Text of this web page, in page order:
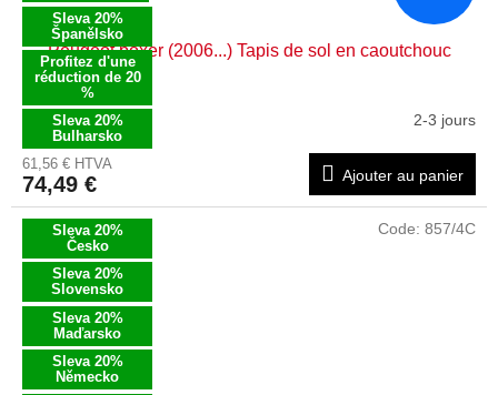
Sleva 20%
Španělsko
Profitez d'une
réduction de 20
%
Sleva 20%
Bulharsko
Peugeot boxer (2006...) Tapis de sol en caoutchouc
2-3 jours
61,56 € HTVA
74,49 € Ajouter au panier
Sleva 20%
Česko
Sleva 20%
Slovensko
Sleva 20%
Maďarsko
Sleva 20%
Německo
Code: 857/4C